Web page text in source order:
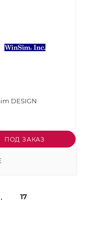
DESIGN
ПОД ЗАКАЗ
17